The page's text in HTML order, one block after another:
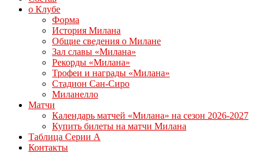
о Клубе
Форма
История Милана
Общие сведения о Милане
Зал славы «Милана»
Рекорды «Милана»
Трофеи и награды «Милана»
Стадион Сан-Сиро
Миланелло
Матчи
Календарь матчей «Милана» на сезон 2026-2027
Купить билеты на матчи Милана
Таблица Серии А
Контакты